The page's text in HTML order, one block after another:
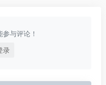
与评论！
录